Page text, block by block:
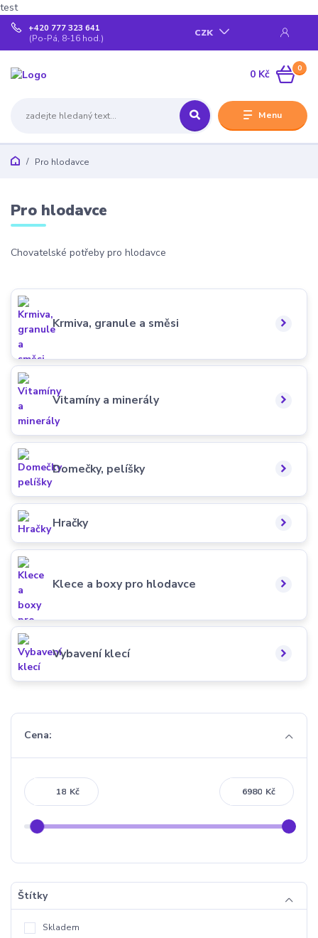
test
Menu
CZK
+420 777 323 641
(Po-Pá, 8-16 hod.)
0
0 Kč
Pro hlodavce
Pro hlodavce
Chovatelské potřeby pro hlodavce
Krmiva, granule a směsi
Vitamíny a minerály
Domečky, pelíšky
Hračky
Klece a boxy pro hlodavce
Vybavení klecí
Cena:
Kč Kč
Štítky
Skladem